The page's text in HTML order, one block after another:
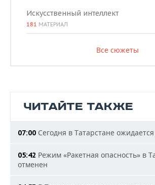
Искусственный интеллект
181 МАТЕРИАЛ
Все сюжеты
ЧИТАЙТЕ ТАКЖЕ
07:00 Сегодня в Татарстане
05:42 Режим «Ракетная опасность» в
отменен